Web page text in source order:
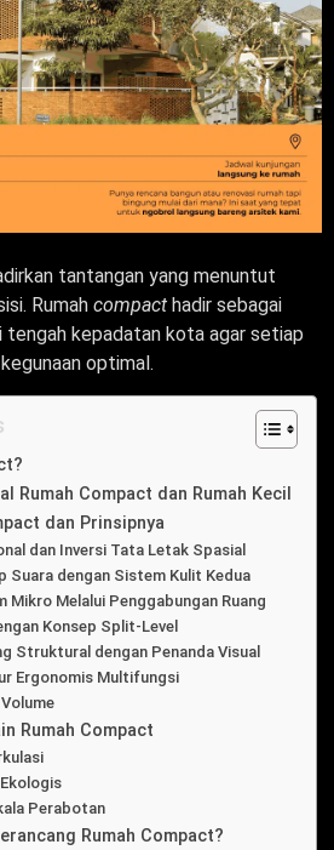
tantangan yang menuntut
Rumah compact hadir sebagai
tengah kepadatan kota agar setiap
optimal.
Rumah Compact dan Rumah Kecil
dan Prinsipnya
dan Inversi Tata Letak Spasial
Suara dengan Sistem Kulit Kedua
Mikro Melalui Penggabungan Ruang
Konsep Split-Level
Struktural dengan Penanda Visual
Ergonomis Multifungsi
Rumah Compact
Perabotan
Rumah Compact?